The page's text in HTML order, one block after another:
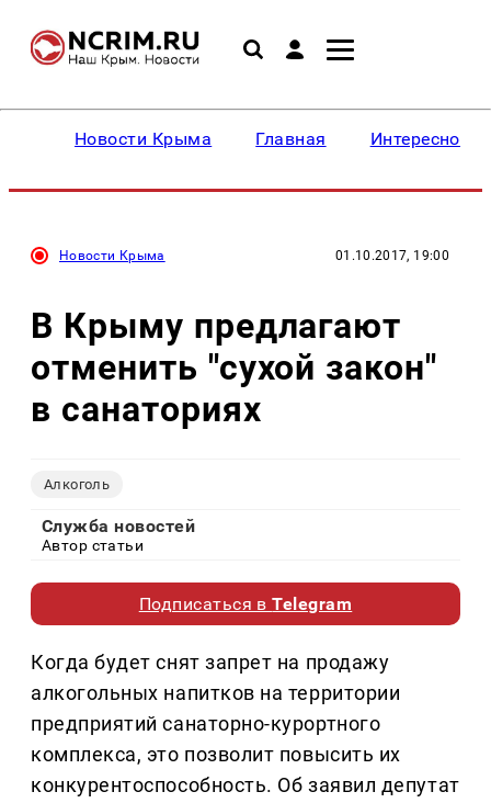
Новости Крыма Главная Интересное
Новости Крыма 01.10.2017, 19:00
В Крыму предлагают
отменить "сухой закон"
в санаториях
Алкоголь
Служба новостей
Автор статьи
Подписаться вTelegram
Когда будет снят запрет на продажу
алкогольных напитков на территории
предприятий санаторно-курортного
комплекса, это позволит повысить их
конкурентоспособность. Об заявил депутат